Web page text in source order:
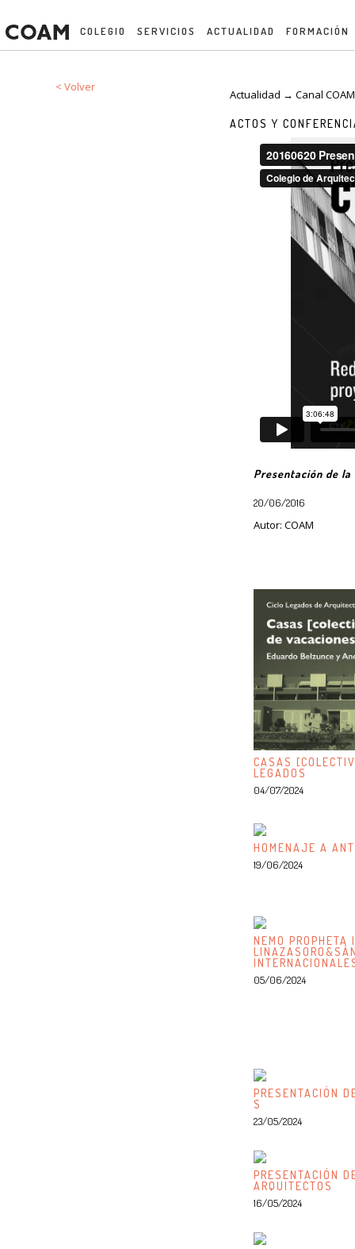
COLEGIO SERVICIOS ACTUALIDAD FORMACIÓN
< Volver
Actualidad → Canal
ACTOS Y
Presentación de la
20/06/2016
Autor: COAM
CASAS
LEGADOS
04/07/2024
HOMENAJE A
19/06/2024
NEMO PROPHETA
05/06/2024
PRESENTACIÓN
S
23/05/2024
PRESENTACIÓN
ARQUITECTOS
16/05/2024